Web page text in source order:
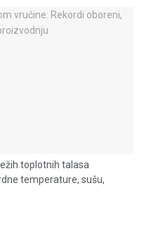
toplotnih talasa
temperature, sušu,